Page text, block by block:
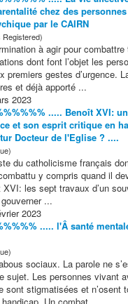
chez des
par le CAIRN
à agir pourcombattre
dont font l’objet les
premiers gestes d’urgence.
et déjà apporté ...
2023
..... Benoît XVI:
et son esprit critique en
Docteur de l'Eglise ? ....
du catholicisme français
tu y compris quand il
les sept travaux d’un
...
2023
..... l'Â santé
sociaux. La parole ne
sujet. Les personnes vivant
sont stigmatisées et n’osent